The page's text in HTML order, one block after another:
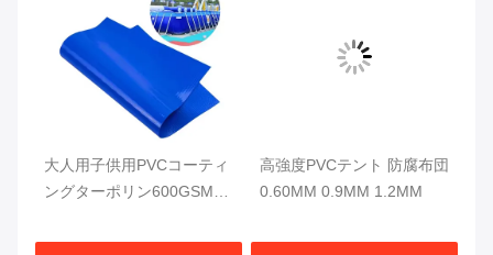
大人用子供用PVCコーティ
ングターポリン600GSM可
ーポリン
高強度PVCテント 防腐布団
0.60MM 0.9MM 1.2MM